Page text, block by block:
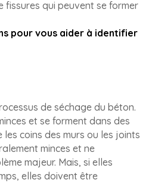
fissures qui peuvent se former
pour vous aider à identifier
de séchage du béton.
et se forment dans des
les coins des murs ou les joints
minces et ne
majeur. Mais, si elles
elles doivent être